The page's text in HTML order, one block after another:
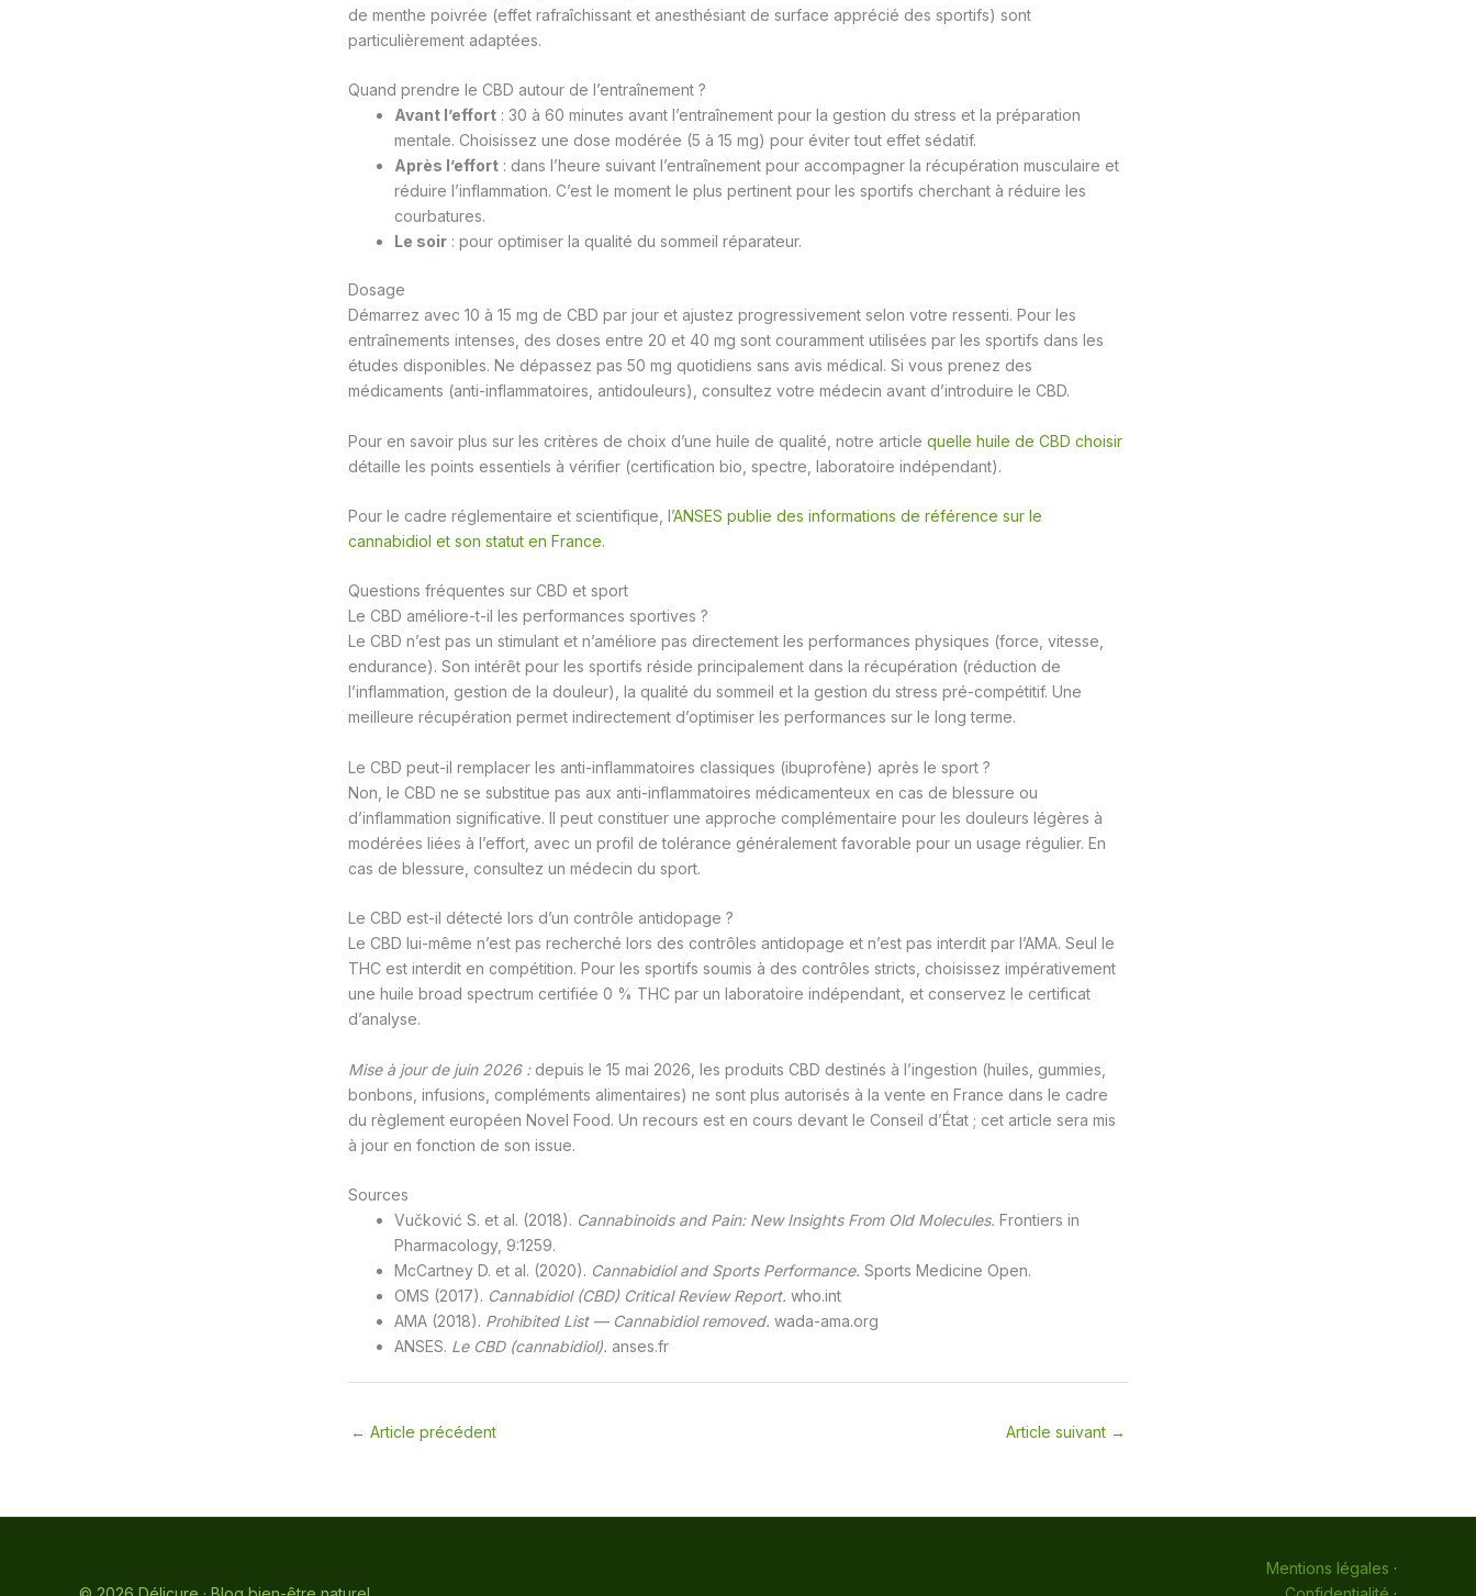
de menthe poivrée (effet rafraîchissant et anesthésiant de surface apprécié des sportifs) sont
particulièrement adaptées.
Quand prendre le CBD autour de l’entraînement ?
Avant l’effort : 30 à 60 minutes avant l’entraînement pour la gestion du stress et la préparation
mentale. Choisissez une dose modérée (5 à 15 mg) pour éviter tout effet sédatif.
Après l’effort : dans l’heure suivant l’entraînement pour accompagner la récupération musculaire et
réduire l’inflammation. C’est le moment le plus pertinent pour les sportifs cherchant à réduire les
courbatures.
Le soir : pour optimiser la qualité du sommeil réparateur.
Dosage
Démarrez avec 10 à 15 mg de CBD par jour et ajustez progressivement selon votre ressenti. Pour les
entraînements intenses, des doses entre 20 et 40 mg sont couramment utilisées par les sportifs dans les
études disponibles. Ne dépassez pas 50 mg quotidiens sans avis médical. Si vous prenez des
médicaments (anti-inflammatoires, antidouleurs), consultez votre médecin avant d’introduire le CBD.
Pour en savoir plus sur les critères de choix d’une huile de qualité, notre article quelle huile de CBD choisir
détaille les points essentiels à vérifier (certification bio, spectre, laboratoire indépendant).
Pour le cadre réglementaire et scientifique, l’ANSES publie des informations de référence sur le
cannabidiol et son statut en France.
Questions fréquentes sur CBD et sport
Le CBD améliore-t-il les performances sportives ?
Le CBD n’est pas un stimulant et n’améliore pas directement les performances physiques (force, vitesse,
endurance). Son intérêt pour les sportifs réside principalement dans la récupération (réduction de
l’inflammation, gestion de la douleur), la qualité du sommeil et la gestion du stress pré-compétitif. Une
meilleure récupération permet indirectement d’optimiser les performances sur le long terme.
Le CBD peut-il remplacer les anti-inflammatoires classiques (ibuprofène) après le sport ?
Non, le CBD ne se substitue pas aux anti-inflammatoires médicamenteux en cas de blessure ou
d’inflammation significative. Il peut constituer une approche complémentaire pour les douleurs légères à
modérées liées à l’effort, avec un profil de tolérance généralement favorable pour un usage régulier. En
cas de blessure, consultez un médecin du sport.
Le CBD est-il détecté lors d’un contrôle antidopage ?
Le CBD lui-même n’est pas recherché lors des contrôles antidopage et n’est pas interdit par l’AMA. Seul le
THC est interdit en compétition. Pour les sportifs soumis à des contrôles stricts, choisissez impérativement
une huile broad spectrum certifiée 0 % THC par un laboratoire indépendant, et conservez le certificat
d’analyse.
Mise à jour de juin 2026 :depuis le 15 mai 2026, les produits CBD destinés à l’ingestion (huiles, gummies,
bonbons, infusions, compléments alimentaires) ne sont plus autorisés à la vente en France dans le cadre
du règlement européen Novel Food. Un recours est en cours devant le Conseil d’État ; cet article sera mis
à jour en fonction de son issue.
Sources
Vučković S. et al. (2018). Cannabinoids and Pain: New Insights From Old Molecules. Frontiers in
Pharmacology, 9:1259.
McCartney D. et al. (2020). Cannabidiol and Sports Performance. Sports Medicine Open.
OMS (2017). Cannabidiol (CBD) Critical Review Report. who.int
AMA (2018). Prohibited List — Cannabidiol removed. wada-ama.org
ANSES. Le CBD (cannabidiol). anses.fr
← Article précédent Article suivant →
Mentions légales ·